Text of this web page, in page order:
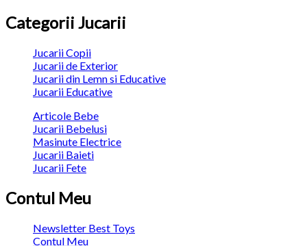
Categorii Jucarii
Jucarii Copii
Jucarii de Exterior
Jucarii din Lemn si Educative
Jucarii Educative
Articole Bebe
Jucarii Bebelusi
Masinute Electrice
Jucarii Baieti
Jucarii Fete
Contul Meu
Newsletter Best Toys
Contul Meu